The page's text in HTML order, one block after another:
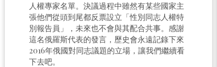
人權專家名單。決議過程中雖然有某些國家主
張他們從頭到尾都反票設立「性別同志人權特
別報告員」，未來也不會與其配合共事。感謝
這名俄羅斯代表的發言，歷史會永遠記錄下來
2016年俄國對同志議題的立場，讓我們繼續看
下去吧。